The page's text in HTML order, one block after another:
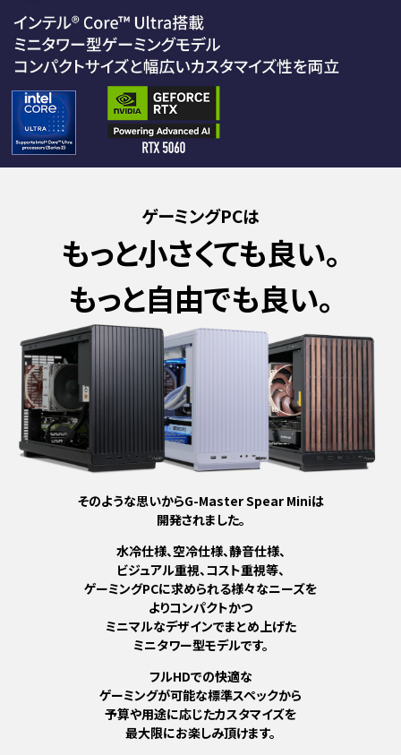
ゲーミングPCは
もっと小さくても良い。
もっと自由でも良い。
そのような思いからG-Master Spear Miniは
開発されました。
水冷仕様、空冷仕様、静音仕様、
ビジュアル重視、コスト重視等、
ゲーミングPCに求められる様々なニーズを
よりコンパクトかつ
ミニマルなデザインでまとめ上げた
ミニタワー型モデルです。
フルHDでの快適な
ゲーミングが可能な標準スペックから
予算や用途に応じたカスタマイズを
最大限にお楽しみ頂けます。